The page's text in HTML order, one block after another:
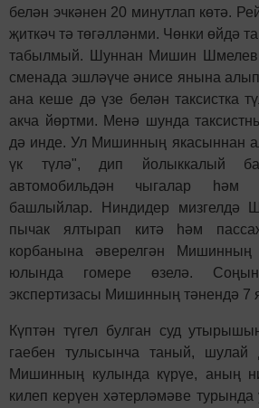
белән эчкәнен 20 минутлап көтә.
җиткәч тә төгәлләнми. Чөнки өйдә
табылмый. Шуннан Мишин
сменада эшләүче әнисе янына
ана кеше дә үзе белән таксистка
акча йөртми. Менә шунда
дә инде. Ул Мишинның якасыннан
үк түлә", дип йолыккалый
автомобильдән чыгалар һәм
башлыйлар. Ниндидер мизгелдә
пычак ялтырап китә һәм
корбанына әверелгән
юлында гомере өзелә.
экспертизасы Мишинның тәнендә 7
Күптән түгел булган суд
гаебен тулысынча таный,
Мишинның кулында күрүе, аның
килеп керүен хәтерләмәве